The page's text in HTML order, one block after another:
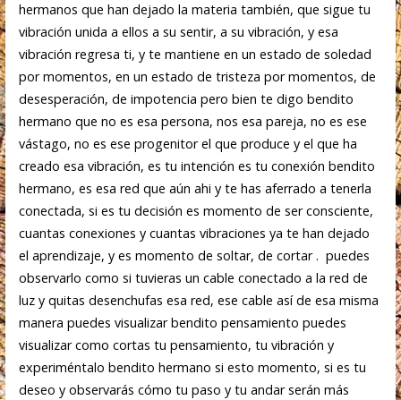
hermanos que han dejado la materia también, que sigue tu
vibración unida a ellos a su sentir, a su vibración, y esa
vibración regresa ti, y te mantiene en un estado de soledad
por momentos, en un estado de tristeza por momentos, de
desesperación, de impotencia pero bien te digo bendito
hermano que no es esa persona, nos esa pareja, no es ese
vástago, no es ese progenitor el que produce y el que ha
creado esa vibración, es tu intención es tu conexión bendito
hermano, es esa red que aún ahi y te has aferrado a tenerla
conectada, si es tu decisión es momento de ser consciente,
cuantas conexiones y cuantas vibraciones ya te han dejado
el aprendizaje, y es momento de soltar, de cortar . puedes
observarlo como si tuvieras un cable conectado a la red de
luz y quitas desenchufas esa red, ese cable así de esa misma
manera puedes visualizar bendito pensamiento puedes
visualizar como cortas tu pensamiento, tu vibración y
experiméntalo bendito hermano si esto momento, si es tu
deseo y observarás cómo tu paso y tu andar serán más